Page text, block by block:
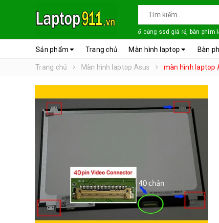
ổ cứng ssd giá rẻ, bàn phím
Sản phẩm Trang chủ Màn hình laptop Bàn
Trang chủ Màn hình laptop Asus màn hình laptop